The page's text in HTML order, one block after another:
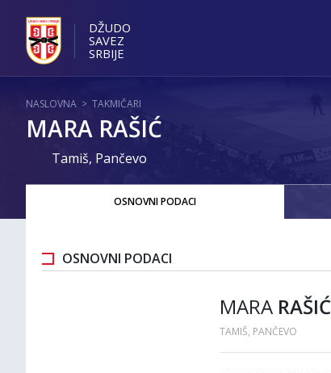
DŽUDO
SAVEZ
SRBIJE
NASLOVNA > TAKMIČARI
MARA RAŠIĆ
Tamiš, Pančevo
OSNOVNI PODACI
OSNOVNI PODACI
MARA RAŠIĆ
TAMIŠ, PANČEVO